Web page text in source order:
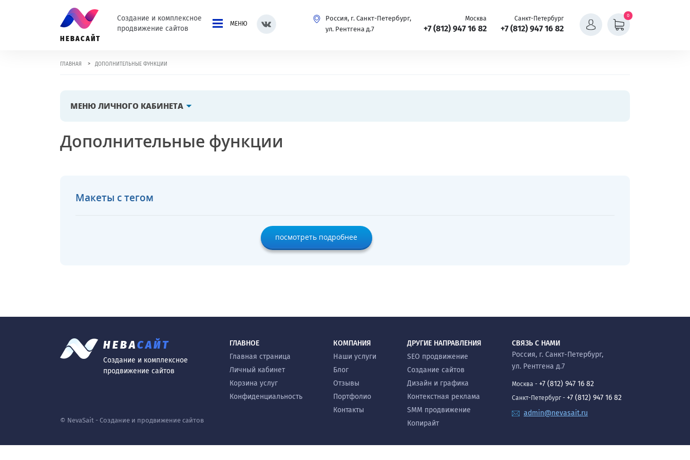
Создание и комплексное
продвижение сайтов
НЕВАСАЙТ
МЕНЮ
Россия, г. Санкт-Петербург,
ул. Рентгена д.7
Москва
+7 (812) 947 16 82
Санкт-Петербург
+7 (812) 947 16 82
0
ГЛАВНАЯ > ДОПОЛНИТЕЛЬНЫЕ ФУНКЦИИ
МЕНЮ ЛИЧНОГО КАБИНЕТА
Дополнительные функции
Макеты с тегом
посмотреть подробнее
НЕВАСАЙТ
Создание и комплексное
продвижение сайтов
© NevaSait - Создание и продвижение сайтов
ГЛАВНОЕ
Главная страница
Личный кабинет
Корзина услуг
Конфиденциальность
КОМПАНИЯ
Наши услуги
Блог
Отзывы
Портфолио
Контакты
ДРУГИЕ НАПРАВЛЕНИЯ
SEO продвижение
Создание сайтов
Дизайн и графика
Контекстная реклама
SMM продвижение
Копирайт
СВЯЗЬ С НАМИ
Россия, г. Санкт-Петербург,
ул. Рентгена д.7
Москва - +7 (812) 947 16 82
Санкт-Петербург - +7 (812) 947 16 82
admin@nevasait.ru